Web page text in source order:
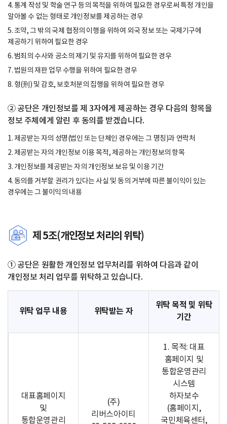
4. 통계 작성 및 학술 연구 등의 목적을 위하여 필요한 경우로써 특정 개인을
알아볼 수 없는 형태로 개인정보를 제공하는 경우
5. 조약, 그 밖의 국제 협정의 이행을 위하여 외국 정보 또는 국제기구에
제공하기 위하여 필요한 경우
6. 범죄의 수사와 공소의 제기 및 유지를 위하여 필요한 경우
7. 법원의 재판 업무 수행을 위하여 필요한 경우
8. 형(刑) 및 감호, 보호처분의 집행을 위하여 필요한 경우
② 공단은 개인정보를 제 3자에게 제공하는 경우 다음의 항목을
정보 주체에게 알린 후 동의를 받겠습니다.
1. 제공받는 자의 성명(법인 또는 단체인 경우에는 그 명칭)과 연락처
2. 제공받는 자의 개인정보 이용 목적, 제공하는 개인정보의 항목
3. 개인정보를 제공받는 자의 개인정보 보유 및 이용 기간
4. 동의를 거부할 권리가 있다는 사실 및 동의 거부에 따른 불이익이 있는
경우에는 그 불이익의 내용
제 5조(개인정보 처리의 위탁)
① 공단은 원활한 개인정보 업무처리를 위하여 다음과 같이
개인정보 처리 업무를 위탁하고 있습니다.
위탁 업무 내용 위탁받는 자
위탁 목적 및 위탁
기간
대표홈페이지
및
통합운영관리
(주)
리버스아이티
1. 목적: 대표
홈페이지 및
통합운영관리
시스템
하자보수
(홈페이지,
국민체육센터,